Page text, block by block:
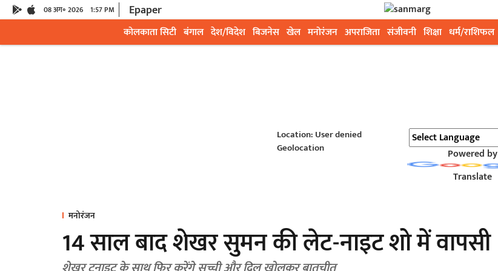
08 अग॰ 2026 1:57 PM Epaper
कोलकाता सिटी बंगाल देश/विदेश बिजनेस खेल मनोरंजन अपराजिता संजीवनी शिक्षा धर्म/राशिफल
Location: User denied
Geolocation
Powered by
Translate
मनोरंजन
14 साल बाद शेखर सुमन की लेट-नाइट शो में वापसी